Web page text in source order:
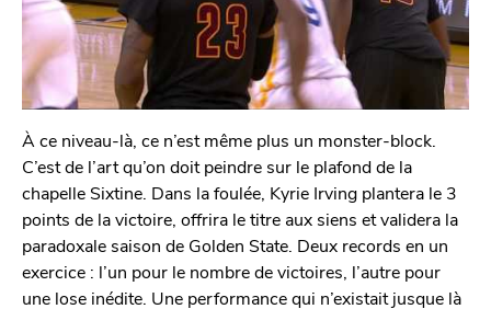
À ce niveau-là, ce n’est même plus un monster-block.
C’est de l’art qu’on doit peindre sur le plafond de la
chapelle Sixtine. Dans la foulée, Kyrie Irving plantera le 3
points de la victoire, offrira le titre aux siens et validera la
paradoxale saison de Golden State. Deux records en un
exercice : l’un pour le nombre de victoires, l’autre pour
une lose inédite. Une performance qui n’existait jusque là